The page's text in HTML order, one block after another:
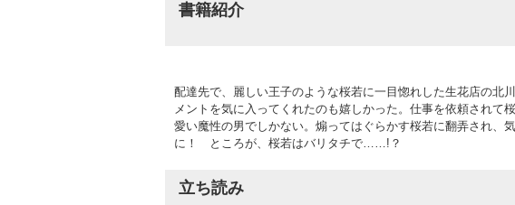
書籍紹介
配達先で、麗しい王子のような桜若に一目惚れした生花店の北
メントを気に入ってくれたのも嬉しかった。仕事を依頼されて
愛い魔性の男でしかない。煽ってはぐらかす桜若に翻弄され、
に！ ところが、桜若はバリタチで……!？
立ち読み